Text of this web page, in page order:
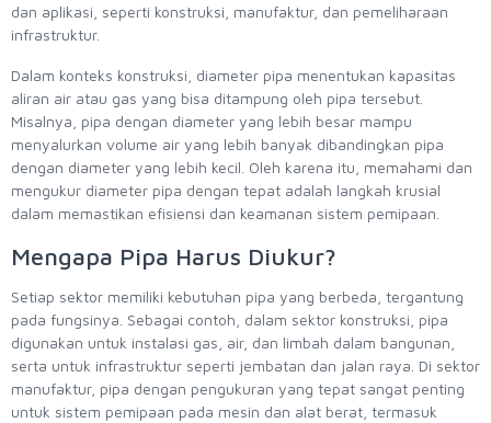
dan aplikasi, seperti konstruksi, manufaktur, dan pemeliharaan
infrastruktur.
Dalam konteks konstruksi, diameter pipa menentukan kapasitas
aliran air atau gas yang bisa ditampung oleh pipa tersebut.
Misalnya, pipa dengan diameter yang lebih besar mampu
menyalurkan volume air yang lebih banyak dibandingkan pipa
dengan diameter yang lebih kecil. Oleh karena itu, memahami dan
mengukur diameter pipa dengan tepat adalah langkah krusial
dalam memastikan efisiensi dan keamanan sistem pemipaan.
Mengapa Pipa Harus Diukur?
Setiap sektor memiliki kebutuhan pipa yang berbeda, tergantung
pada fungsinya. Sebagai contoh, dalam sektor konstruksi, pipa
digunakan untuk instalasi gas, air, dan limbah dalam bangunan,
serta untuk infrastruktur seperti jembatan dan jalan raya. Di sektor
manufaktur, pipa dengan pengukuran yang tepat sangat penting
untuk sistem pemipaan pada mesin dan alat berat, termasuk